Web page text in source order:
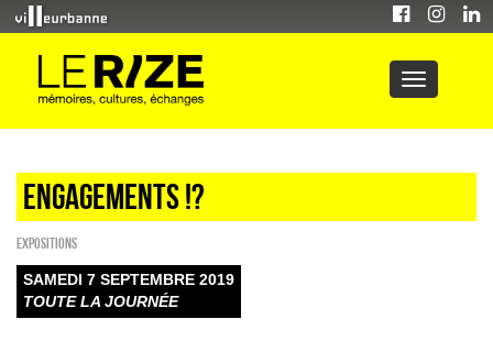
Engagements !?
EXPOSITIONS
SAMEDI 7 SEPTEMBRE 2019
TOUTE LA JOURNÉE